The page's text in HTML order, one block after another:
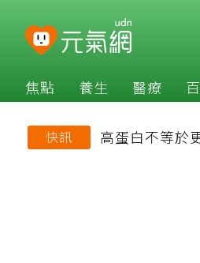
焦點 養生 醫療
快訊 高蛋白不等於